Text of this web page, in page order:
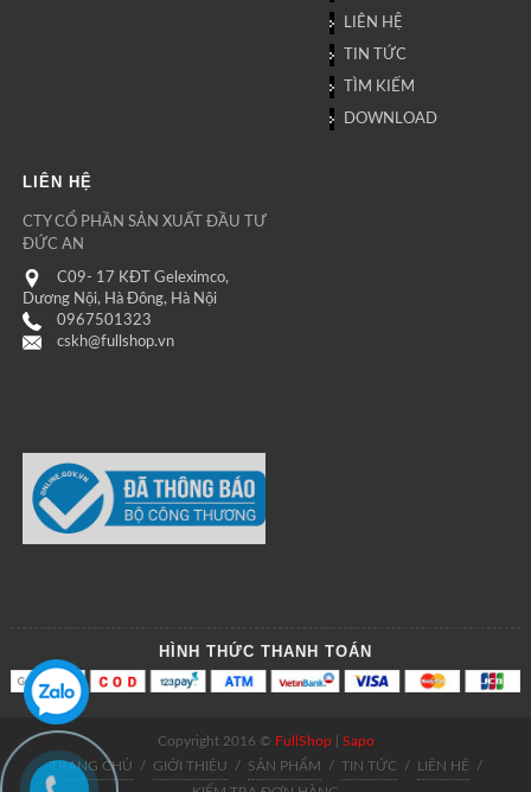
LIÊN HỆ
TIN TỨC
TÌM KIẾM
DOWNLOAD
LIÊN HỆ
CTY CỔ PHẦN SẢN XUẤT ĐẦU TƯ
ĐỨC AN
C09- 17 KĐT Geleximco,
Dương Nội, Hà Đông, Hà Nội
0967501323
cskh@fullshop.vn
HÌNH THỨC THANH TOÁN
Copyright 2016 © FullShop| Sapo
TRANG CHỦ
/ GIỚI THIỆU / SẢN PHẨM / TIN TỨC / LIÊN HỆ
/